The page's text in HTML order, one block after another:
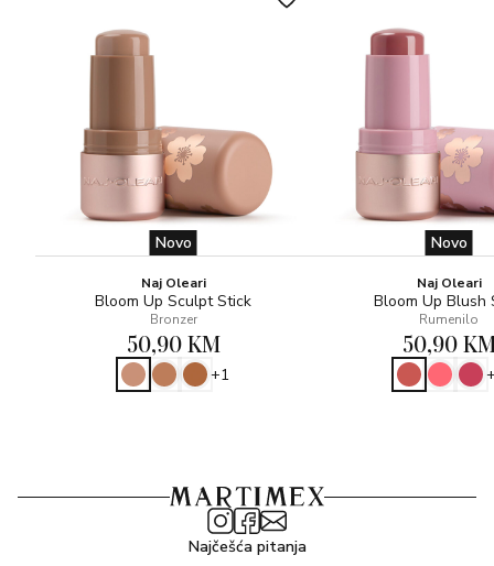
Novo
Naj Oleari
Bloom Up Sculpt Stick
Bronzer
50,90 KM
+1
Novo
Naj Oleari
Bloom Up Blush
Rumenilo
50,90
Najčešća pitanja